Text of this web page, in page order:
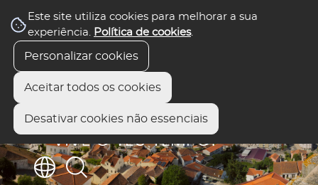
Este site utiliza cookies para melhorar a sua
experiência. Política de cookies.
Personalizar cookies
Aceitar todos os cookies
Desativar cookies não essenciais